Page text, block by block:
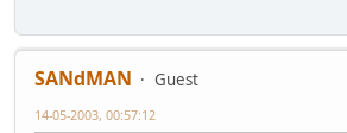
SANdMAN
Guest
14-05-2003, 00:57:12